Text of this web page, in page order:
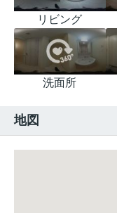
リビング
洗面所
地図